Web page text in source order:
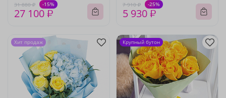
31 880 ₽ -15%
27 100 ₽
7 910 ₽ -25%
5 930 ₽
Хит продаж Крупный бутон